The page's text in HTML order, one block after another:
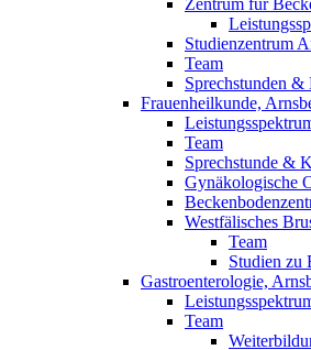
Zentrum für
Studienzentrum
Team
Sprechstunden &
Frauenheilkunde,
Team
Sprechstunde &
Gynäkologische
Westfälisches
Team
Studien zu
Gastroenterologie,
Team